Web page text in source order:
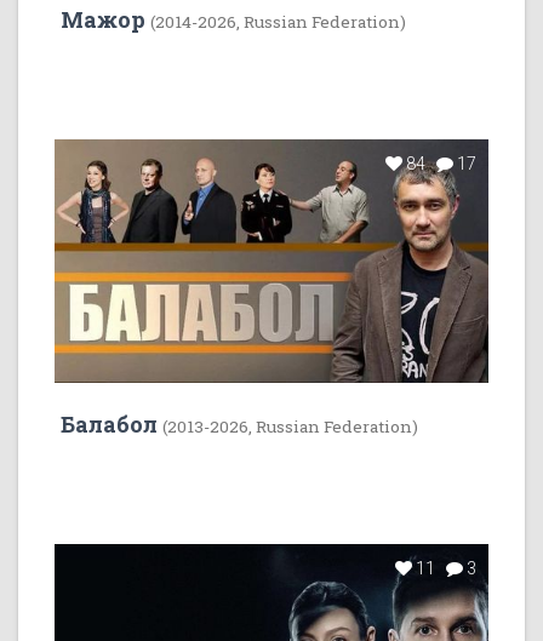
Мажор (2014-2026, Russian Federation)
84 17
Балабол (2013-2026, Russian Federation)
11 3